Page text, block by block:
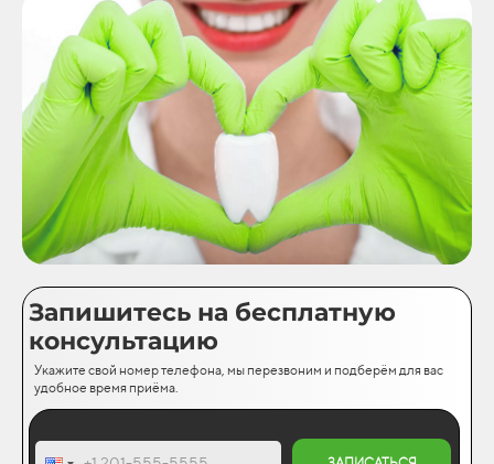
Запишитесь на бесплатную
консультацию
Укажите свой номер телефона, мы перезвоним и подберём для вас
удобное время приёма.